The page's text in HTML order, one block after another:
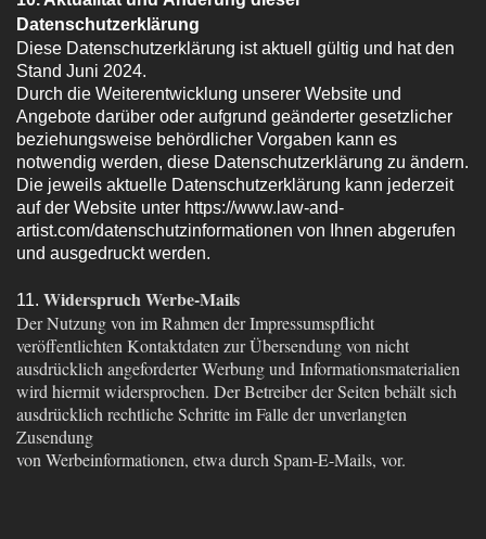
Datenschutzerklärung
Diese Datenschutzerklärung ist aktuell gültig und hat den
Stand Juni 2024.
Durch die Weiterentwicklung unserer Website und
Angebote darüber oder aufgrund geänderter gesetzlicher
beziehungsweise behördlicher Vorgaben kann es
notwendig werden, diese Datenschutzerklärung zu ändern.
Die jeweils aktuelle Datenschutzerklärung kann jederzeit
auf der Website unter https://www.law-and-
artist.com/datenschutzinformationen von Ihnen abgerufen
und ausgedruckt werden.
11. Widerspruch Werbe-Mails
Der Nutzung von im Rahmen der Impressumspflicht
veröffentlichten Kontaktdaten zur Übersendung von nicht
ausdrücklich angeforderter Werbung und Informationsmaterialien
wird hiermit widersprochen. Der Betreiber der Seiten behält sich
ausdrücklich rechtliche Schritte im Falle der unverlangten
Zusendung
von Werbeinformationen, etwa durch Spam-E-Mails, vor.